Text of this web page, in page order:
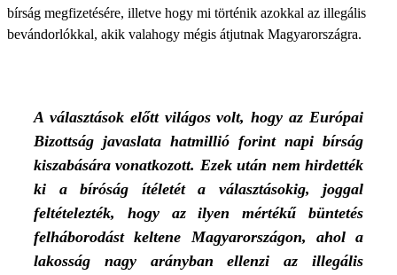
bírság megfizetésére, illetve hogy mi történik azokkal az illegális
bevándorlókkal, akik valahogy mégis átjutnak Magyarországra.
A választások előtt világos volt, hogy az Európai
Bizottság javaslata hatmillió forint napi bírság
kiszabására vonatkozott. Ezek után nem hirdették
ki a bíróság ítéletét a választásokig, joggal
feltételezték, hogy az ilyen mértékű büntetés
felháborodást keltene Magyarországon, ahol a
lakosság nagy arányban ellenzi az illegális